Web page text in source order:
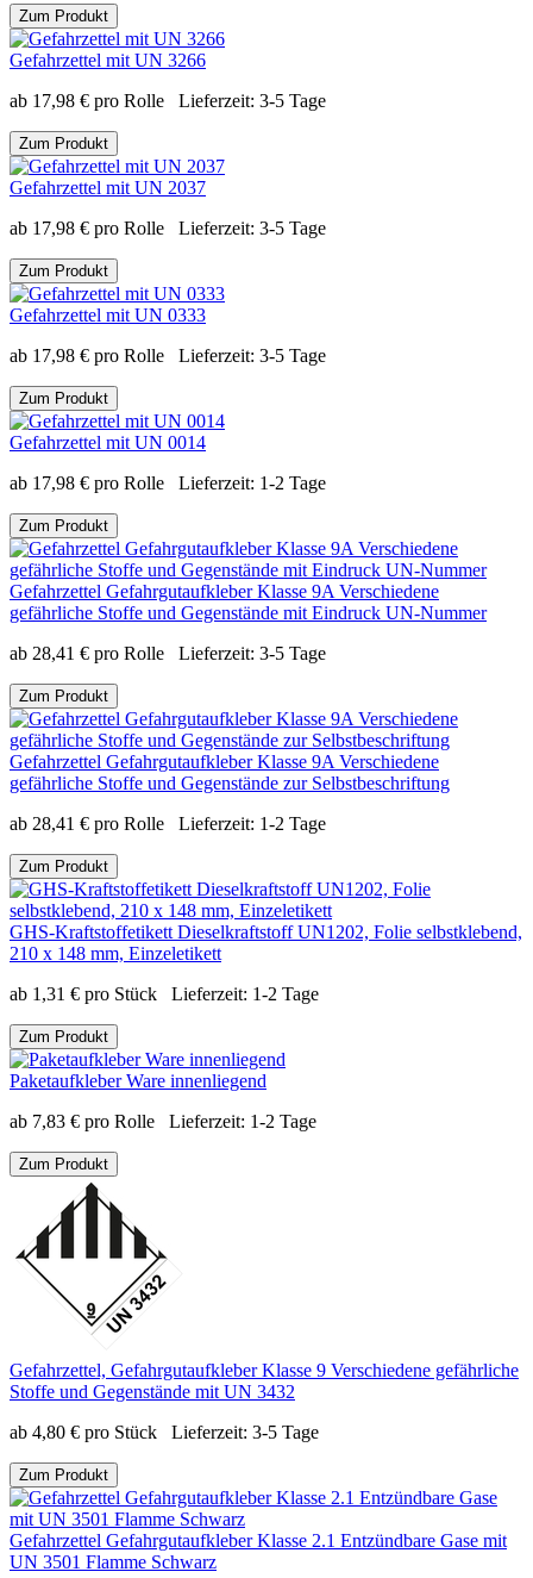
Zum Produkt
Gefahrzettel mit UN 3266
ab 17,98 € pro Rolle Lieferzeit: 3-5 Tage
Zum Produkt
Gefahrzettel mit UN 2037
ab 17,98 € pro Rolle Lieferzeit: 3-5 Tage
Zum Produkt
Gefahrzettel mit UN 0333
ab 17,98 € pro Rolle Lieferzeit: 3-5 Tage
Zum Produkt
Gefahrzettel mit UN 0014
ab 17,98 € pro Rolle Lieferzeit: 1-2 Tage
Zum Produkt
Gefahrzettel Gefahrgutaufkleber Klasse 9A Verschiedene
gefährliche Stoffe und Gegenstände mit Eindruck UN-Nummer
ab 28,41 € pro Rolle Lieferzeit: 3-5 Tage
Zum Produkt
Gefahrzettel Gefahrgutaufkleber Klasse 9A Verschiedene
gefährliche Stoffe und Gegenstände zur Selbstbeschriftung
ab 28,41 € pro Rolle Lieferzeit: 1-2 Tage
Zum Produkt
GHS-Kraftstoffetikett Dieselkraftstoff UN1202, Folie selbstklebend,
210 x 148 mm, Einzeletikett
ab 1,31 € pro Stück Lieferzeit: 1-2 Tage
Zum Produkt
Paketaufkleber Ware innenliegend
ab 7,83 € pro Rolle Lieferzeit: 1-2 Tage
Zum Produkt
Gefahrzettel, Gefahrgutaufkleber Klasse 9 Verschiedene gefährliche
Stoffe und Gegenstände mit UN 3432
ab 4,80 € pro Stück Lieferzeit: 3-5 Tage
Zum Produkt
Gefahrzettel Gefahrgutaufkleber Klasse 2.1 Entzündbare Gase mit
UN 3501 Flamme Schwarz